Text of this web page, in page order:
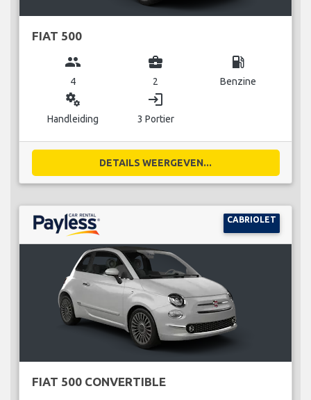
FIAT 500
group
4
business_center
2
local_gas_station
Benzine
miscellaneous_services
Handleiding
login
3 Portier
DETAILS WEERGEVEN...
CABRIOLET
FIAT 500 CONVERTIBLE